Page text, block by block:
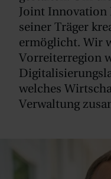
Joint Innovation
seiner Träger
ermöglicht. Wir
Vorreiterregion
welches
Verwaltung